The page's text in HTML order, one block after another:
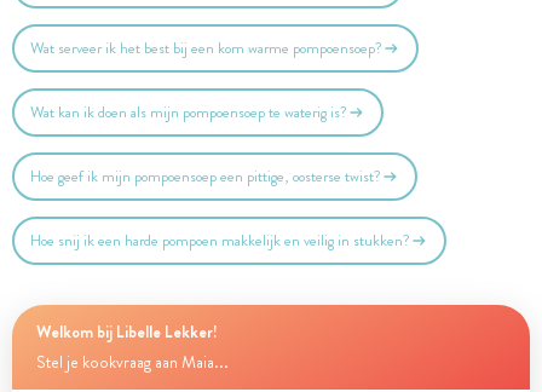
Wat serveer ik het best bij een kom warme pompoensoep?
Wat kan ik doen als mijn pompoensoep te waterig is?
Hoe geef ik mijn pompoensoep een pittige, oosterse twist?
Hoe snij ik een harde pompoen makkelijk en veilig in stukken?
Welkom bij Libelle Lekker!
Stel je kookvraag aan Maia...